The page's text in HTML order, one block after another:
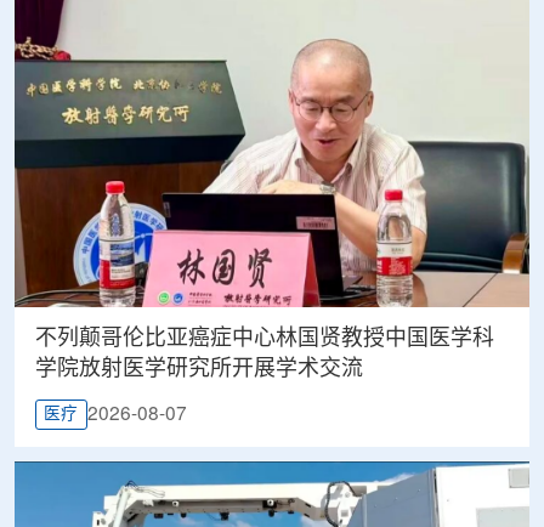
不列颠哥伦比亚癌症中心林国贤教授中国医学科
学院放射医学研究所开展学术交流
医疗 2026-08-07